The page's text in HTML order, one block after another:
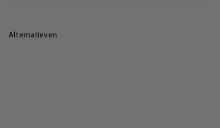
Alternatieven